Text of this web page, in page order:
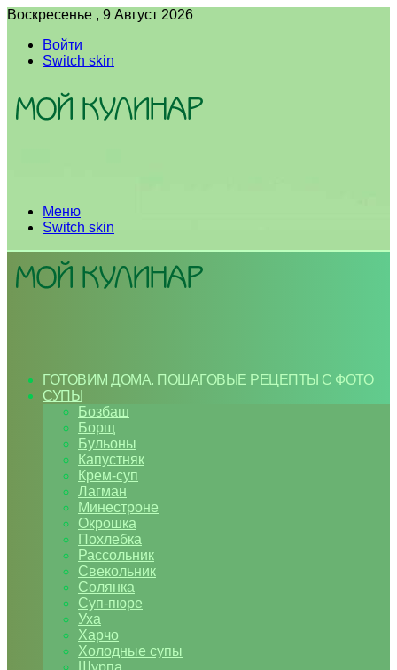
Воскресенье , 9 Август 2026
Войти
Switch skin
Меню
Switch skin
ГОТОВИМ ДОМА. ПОШАГОВЫЕ РЕЦЕПТЫ С ФОТО
СУПЫ
Бозбаш
Борщ
Бульоны
Капустняк
Крем-суп
Лагман
Минестроне
Окрошка
Похлебка
Рассольник
Свекольник
Солянка
Суп-пюре
Уха
Харчо
Холодные супы
Шурпа